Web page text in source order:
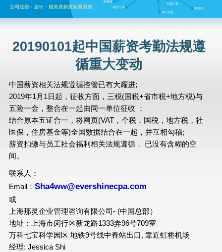
20190101起中国薪资考勤法规遵
循重大变动
中国薪资相关法规遵循控管已有大耀进;
2019年1月1日起，征收方面，三税(国税+省市税+地方税)与
五险一金，整合在一起由同一单位征收 ；
结合原本五证合一，将网页(VAT，个税，国税，地方税，社
医保，住房基金等)全国数据结合在一起，并互相勾稽;
薪资扣缴与员工社会福利相关法规遵循， 已没有含糊的空
间。
联系人：
Email： Sha4ww@evershinecpa.com
或
上海那灵企业管理咨询有限公司- (中国总部）
地址：上海市闵行区新龙路1333弄96号709室
万科七宝科学园区 地铁9号线中春站出口, 靠近虹桥机场
经理: Jessica Shi